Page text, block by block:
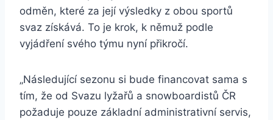
odměn, které za její výsledky z obou sportů
svaz získává. To je krok, k němuž podle
vyjádření svého týmu nyní přikročí.
„Následující sezonu si bude financovat sama s
tím, že od Svazu lyžařů a snowboardistů ČR
požaduje pouze základní administrativní servis,